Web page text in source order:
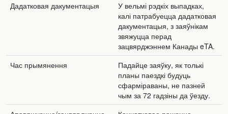
Дадатковая дакументацыя
У вельмі рэдкіх выпадках,
калі патрабуецца дадатковая
дакументацыя, з заяўнікам
звяжуцца перад
зацвярджэннем Канады eTA.
Час прымянення
Падайце заяўку, як толькі
планы паездкі будуць
сфарміраваны, не пазней
чым за 72 гадзіны да ўезду.